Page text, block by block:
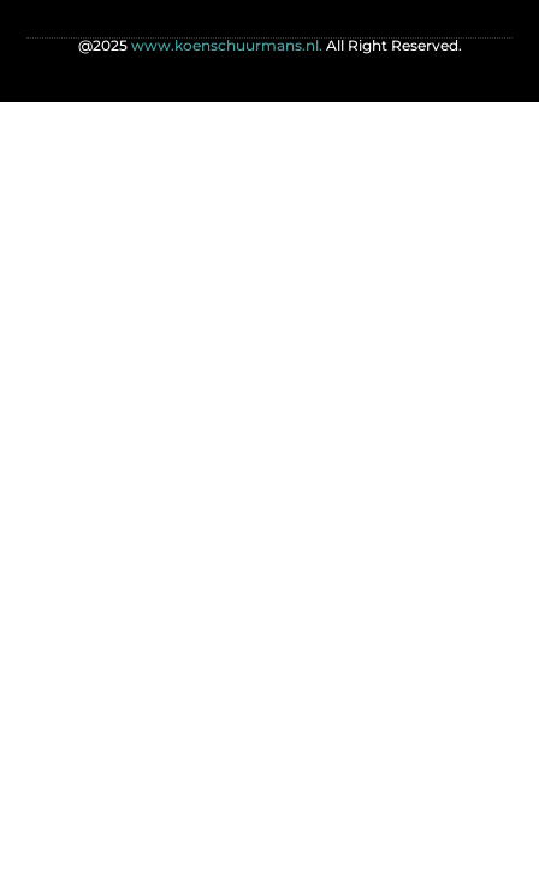
@2025 www.koenschuurmans.nl. All Right Reserved.